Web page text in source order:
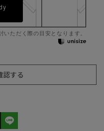
ただく際の目安となります。